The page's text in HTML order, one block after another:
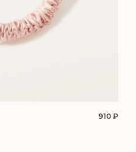
910 ₽